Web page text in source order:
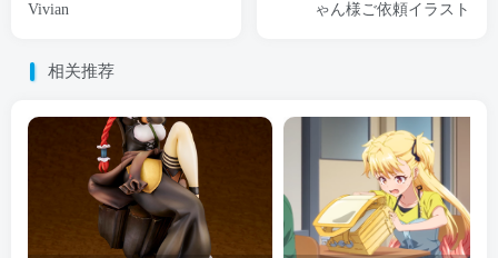
Vivian
ゃん様ご依頼イラスト
相关推荐